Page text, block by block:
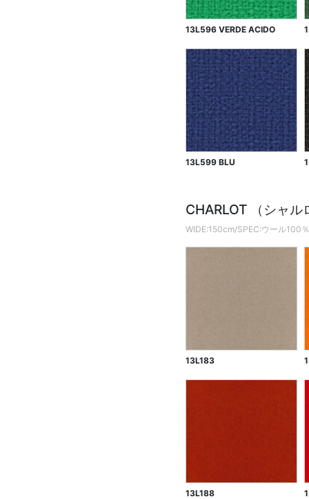
13L596 VERDE ACIDO
13L599 BLU
CHARLOT （シャル
WIDE:150cm/SPEC:ウール100
13L183
13L188